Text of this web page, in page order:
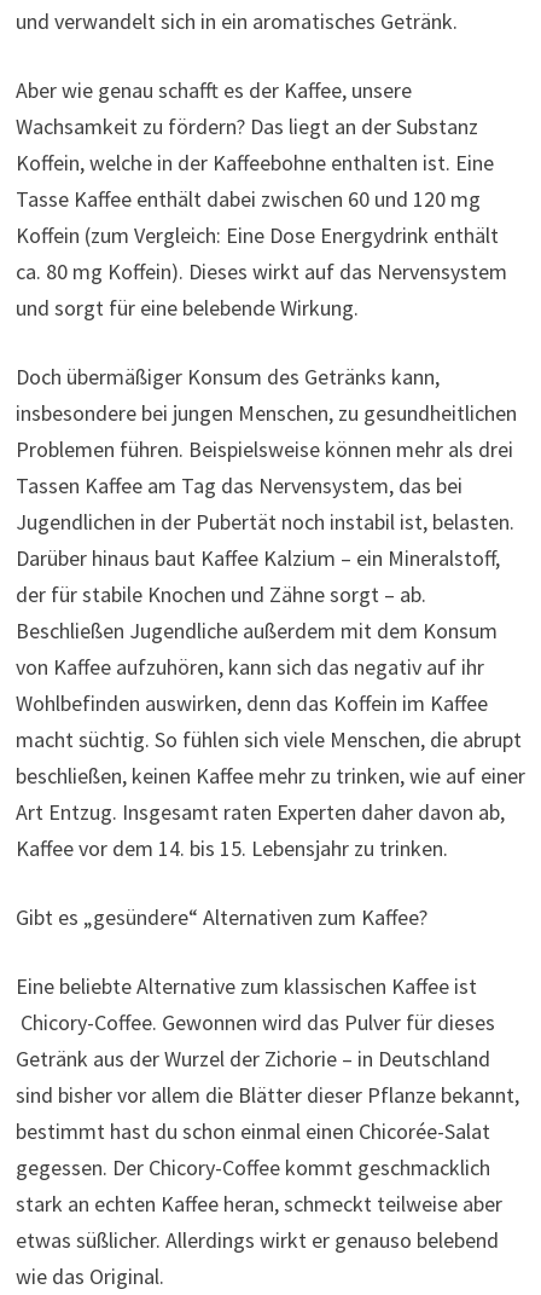
und verwandelt sich in ein aromatisches Getränk.
Aber wie genau schafft es der Kaffee, unsere
Wachsamkeit zu fördern? Das liegt an der Substanz
Koffein, welche in der Kaffeebohne enthalten ist. Eine
Tasse Kaffee enthält dabei zwischen 60 und 120 mg
Koffein (zum Vergleich: Eine Dose Energydrink enthält
ca. 80 mg Koffein). Dieses wirkt auf das Nervensystem
und sorgt für eine belebende Wirkung.
Doch übermäßiger Konsum des Getränks kann,
insbesondere bei jungen Menschen, zu gesundheitlichen
Problemen führen. Beispielsweise können mehr als drei
Tassen Kaffee am Tag das Nervensystem, das bei
Jugendlichen in der Pubertät noch instabil ist, belasten.
Darüber hinaus baut Kaffee Kalzium – ein Mineralstoff,
der für stabile Knochen und Zähne sorgt – ab.
Beschließen Jugendliche außerdem mit dem Konsum
von Kaffee aufzuhören, kann sich das negativ auf ihr
Wohlbefinden auswirken, denn das Koffein im Kaffee
macht süchtig. So fühlen sich viele Menschen, die abrupt
beschließen, keinen Kaffee mehr zu trinken, wie auf einer
Art Entzug. Insgesamt raten Experten daher davon ab,
Kaffee vor dem 14. bis 15. Lebensjahr zu trinken.
Gibt es „gesündere“ Alternativen zum Kaffee?
Eine beliebte Alternative zum klassischen Kaffee ist
Chicory-Coffee. Gewonnen wird das Pulver für dieses
Getränk aus der Wurzel der Zichorie – in Deutschland
sind bisher vor allem die Blätter dieser Pflanze bekannt,
bestimmt hast du schon einmal einen Chicorée-Salat
gegessen. Der Chicory-Coffee kommt geschmacklich
stark an echten Kaffee heran, schmeckt teilweise aber
etwas süßlicher. Allerdings wirkt er genauso belebend
wie das Original.